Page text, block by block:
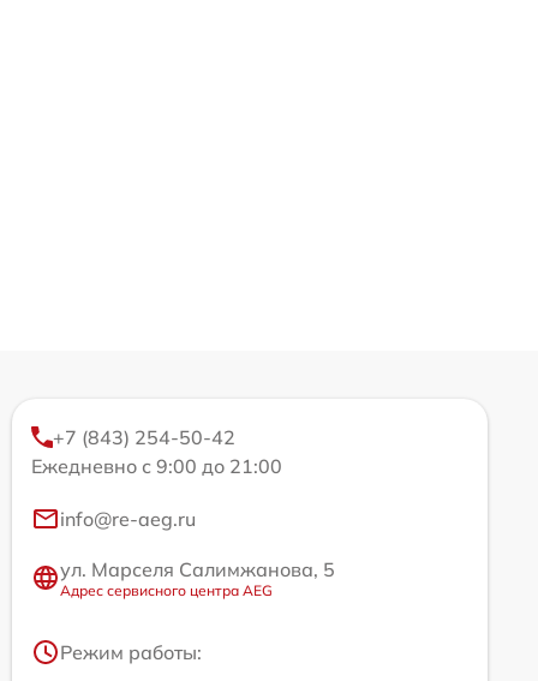
+7 (843) 254-50-42
Ежедневно с 9:00 до 21:00
info@re-aeg.ru
ул. Марселя Салимжанова, 5
Адрес сервисного центра AEG
Режим работы: